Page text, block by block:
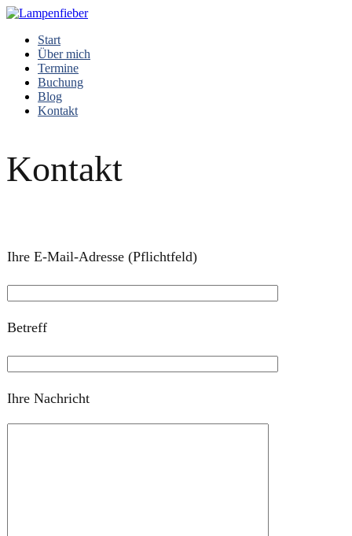
Start
Über mich
Termine
Buchung
Blog
Kontakt
Kontakt
Ihre E-Mail-Adresse (Pflichtfeld)
Betreff
Ihre Nachricht